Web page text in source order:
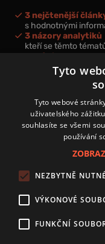
3 nejčtenější
s hodnotnými
3 názory analytiků
kteří se těmto
nová videa a
k prohloubení
Přihlášením k
zpracování osobních údajů
Zásady používání souborů
Autoři
Nastavení cookies
Tyto
Tyto webové
uživatelského
souhlasíte se všemi
používání
NEZBYTNĚ
VÝKONOVÉ
FUNKČNÍ